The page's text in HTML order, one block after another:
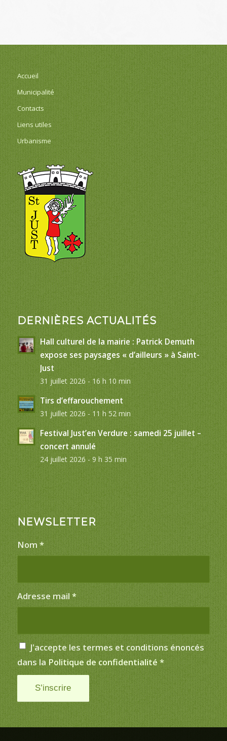
Accueil
Municipalité
Contacts
Liens utiles
Urbanisme
DERNIÈRES ACTUALITÉS
Hall culturel de la mairie : Patrick Demuth
expose ses paysages « d’ailleurs » à Saint-
Just
31 juillet 2026 - 16 h 10 min
Tirs d’effarouchement
31 juillet 2026 - 11 h 52 min
Festival Just’en Verdure : samedi 25 juillet –
concert annulé
24 juillet 2026 - 9 h 35 min
NEWSLETTER
Nom *
Adresse mail *
J'accepte les termes et conditions énoncés
dans la Politique de confidentialité *